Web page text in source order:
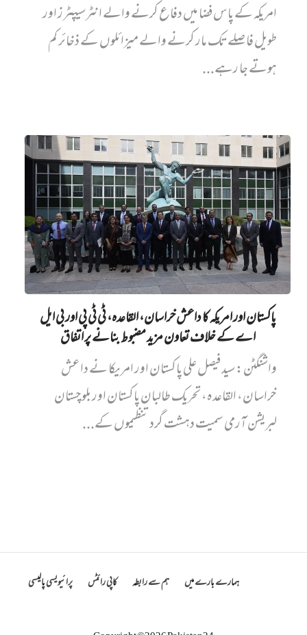
امریکہ کے پاس فضا میں دفاع کرنے والے انٹرسیپٹرز اور
طویل فاصلے تک مار کرنے والے میزائلوں کے ذخائر کم
ہوتے جا رہے...
پاکستان اور امریکہ کا داعش خراسان، القاعدہ، ٹی ٹی پی اور بی ایل
اے کے خلاف تعاون مزید مضبوط بنانے پر اتفاق
واشنگٹن: سید فیصل علی پاکستان اور امریکا نے داعش
خراسان، القاعدہ، تحریک طالبان پاکستان اور بلوچستان
لبریشن آرمی سمیت دہشت گرد تنظیموں کے...
ہمارے بارے میں ہم سے رابطہ کاپی رائٹس پرائیویسی پالیسی